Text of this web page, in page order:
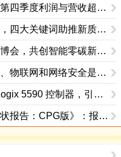
罗克韦尔自动化：自动化需求推动第四季度利润与营收超预期
罗克韦尔自动化亮相第八届进博会，四大关键词助推新质生产力发展
罗克韦尔自动化即将亮相第八届进博会，共创智能零碳新未来
罗克韦尔自动化报告强调人工智能、物联网和网络安全是数字化转型的关键驱动力
罗克韦尔自动化重磅推出 ControlLogix 5590 控制器，引领工控新时代
罗克韦尔自动化发布《智能制造现状报告：CPG版》：报告显示CPG 行业优先考虑创新而非削减成本